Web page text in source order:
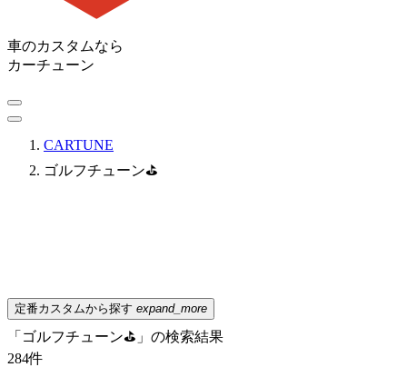
車のカスタムなら
カーチューン
CARTUNE
ゴルフチューン⛳
定番カスタムから探す expand_more
「ゴルフチューン⛳」の検索結果
284件